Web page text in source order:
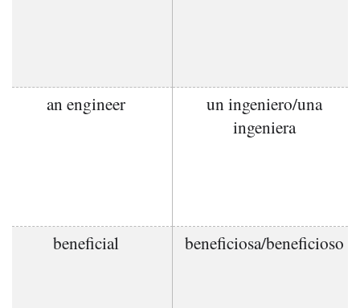
an engineer
un ingeniero/una
ingeniera
beneficial beneficiosa/beneficioso